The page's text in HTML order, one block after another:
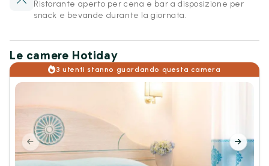
Ristorante aperto per cena e bar a disposizione per
snack e bevande durante la giornata.
Le camere Hotiday
3 utenti stanno guardando questa camera